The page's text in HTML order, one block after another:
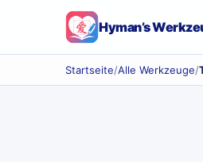
Hyman’s
Startseite/Alle Werkzeuge/